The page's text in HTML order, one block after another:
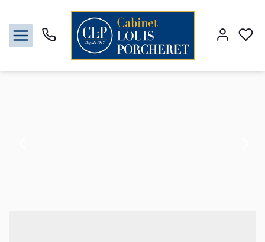
Vente appartement 89.25 m², Vincennes 94300Val-de-Marne
Ref. : 718